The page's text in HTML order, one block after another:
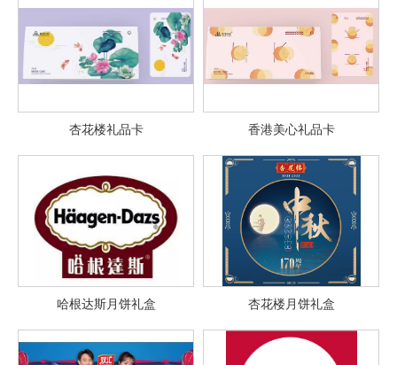
杏花楼礼品卡 香港美心礼品卡
哈根达斯月饼礼盒 杏花楼月饼礼盒